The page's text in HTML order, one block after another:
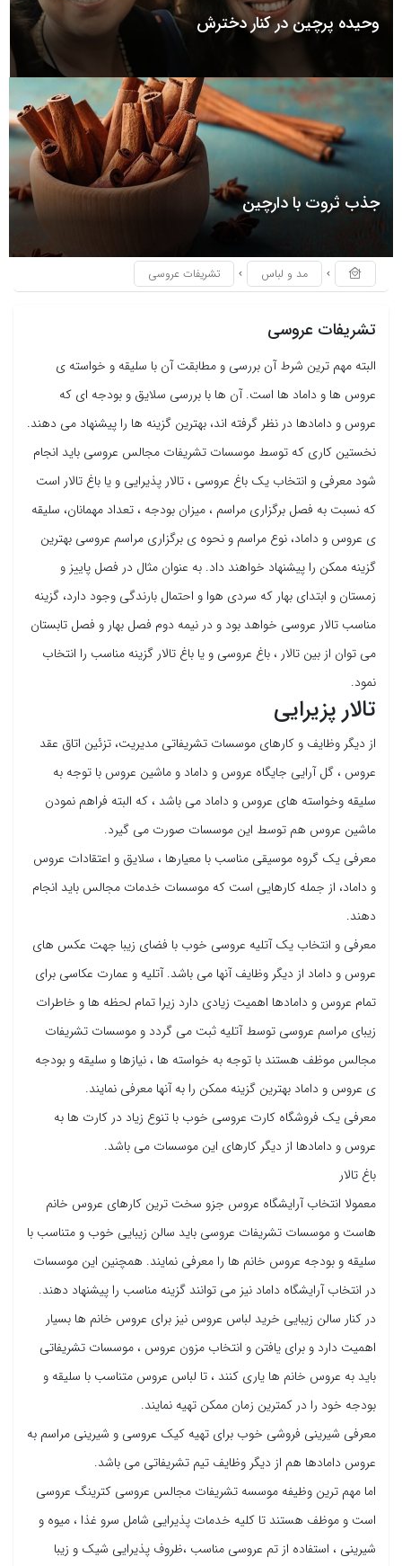
وحیده پرچین در کنار دخترش
جذب ثروت با دارچین
مد و لباس تشریفات عروسی
تشریفات عروسی
البته مهم ترین شرط آن بررسی و مطابقت آن با سلیقه و خواسته ی
عروس ها و داماد ها است. آن ها با بررسی سلایق و بودجه ای که
عروس و دامادها در نظر گرفته اند، بهترین گزینه ها را پیشنهاد می دهند.
نخستین کاری که توسط موسسات تشریفات مجالس عروسی باید انجام
شود معرفی و انتخاب یک باغ عروسی ، تالار پذیرایی و یا باغ تالار است
که نسبت به فصل برگزاری مراسم ، میزان بودجه ، تعداد مهمانان، سلیقه
ی عروس و داماد، نوع مراسم و نحوه ی برگزاری مراسم عروسی بهترین
گزینه ممکن را پیشنهاد خواهند داد. به عنوان مثال در فصل پاییز و
زمستان و ابتدای بهار که سردی هوا و احتمال بارندگی وجود دارد، گزینه
مناسب تالار عروسی خواهد بود و در نیمه دوم فصل بهار و فصل تابستان
می توان از بین تالار ، باغ عروسی و یا باغ تالار گزینه مناسب را انتخاب
نمود.
تالار پزیرایی
از دیگر وظایف و کارهای موسسات تشریفاتی مدیریت، تزئین اتاق عقد
عروس ، گل آرایی جایگاه عروس و داماد و ماشین عروس با توجه به
سلیقه وخواسته های عروس و داماد می باشد ، که البته فراهم نمودن
ماشین عروس هم توسط این موسسات صورت می گیرد.
معرفی یک گروه موسیقی مناسب با معیارها ، سلایق و اعتقادات عروس
و داماد، از جمله کارهایی است که موسسات خدمات مجالس باید انجام
دهند.
معرفی و انتخاب یک آتلیه عروسی خوب با فضای زیبا جهت عکس های
عروس و داماد از دیگر وظایف آنها می باشد. آتلیه و عمارت عکاسی برای
تمام عروس و دامادها اهمیت زیادی دارد زیرا تمام لحظه ها و خاطرات
زیبای مراسم عروسی توسط آتلیه ثبت می گردد و موسسات تشریفات
مجالس موظف هستند با توجه به خواسته ها ، نیازها و سلیقه و بودجه
ی عروس و داماد بهترین گزینه ممکن را به آنها معرفی نمایند.
معرفی یک فروشگاه کارت عروسی خوب با تنوع زیاد در کارت ها به
عروس و دامادها از دیگر کارهای این موسسات می باشد.
باغ تالار
معمولا انتخاب آرایشگاه عروس جزو سخت ترین کارهای عروس خانم
هاست و موسسات تشریفات عروسی باید سالن زیبایی خوب و متناسب با
سلیقه و بودجه عروس خانم ها را معرفی نمایند. همچنین این موسسات
در انتخاب آرایشگاه داماد نیز می توانند گزینه مناسب را پیشنهاد دهند.
در کنار سالن زیبایی خرید لباس عروس نیز برای عروس خانم ها بسیار
اهمیت دارد و برای یافتن و انتخاب مزون عروس ، موسسات تشریفاتی
باید به عروس خانم ها یاری کنند ، تا لباس عروس متناسب با سلیقه و
بودجه خود را در کمترین زمان ممکن تهیه نمایند.
معرفی شیرینی فروشی خوب برای تهیه کیک عروسی و شیرینی مراسم به
عروس دامادها هم از دیگر وظایف تیم تشریفاتی می باشد.
اما مهم ترین وظیفه موسسه تشریفات مجالس عروسی کترینگ عروسی
است و موظف هستند تا کلیه خدمات پذیرایی شامل سرو غذا ، میوه و
شیرینی ، استفاده از تم عروسی مناسب ،ظروف پذیرایی شیک و زیبا